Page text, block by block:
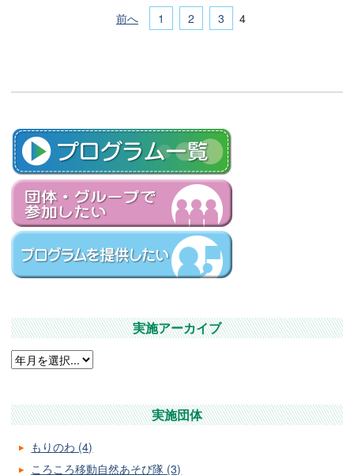
前へ 1 2 3 4
実施アーカイブ
実施団体
もりのわ (4)
ころころ移動自然あそび隊 (3)